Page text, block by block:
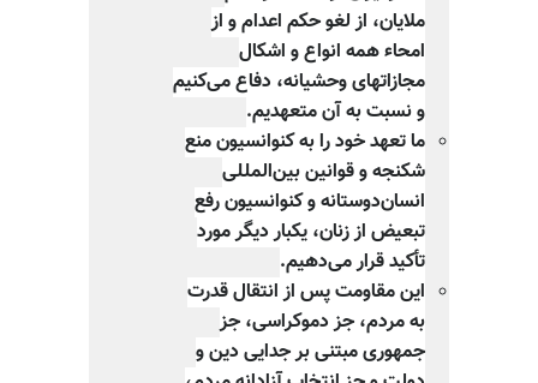
ملایان، از لغو حکم اعدام و از
امحاء همه انواع و اشکال
مجازاتهای وحشیانه، دفاع می‌کنیم
و نسبت به آن متعهدیم.
ما تعهد خود را به کنوانسیون منع
شکنجه و قوانین بین‌المللی
انسان‌دوستانه و کنوانسیون رفع
تبعیض از زنان، یکبار دیگر مورد
تأکید قرار می‌دهیم.
این مقاومت پس از انتقال قدرت
به مردم، جز دموکراسی، جز
جمهوری مبتنی بر جدایی دین و